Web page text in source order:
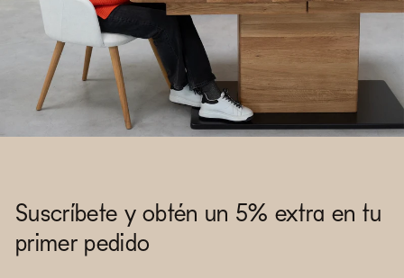
Suscríbete y obtén un 5% extra en tu
primer pedido